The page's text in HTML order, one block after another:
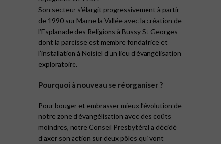
Son secteur s’élargit progressivement à partir
de 1990 sur Marne la Vallée avec la création de
l’Esplanade des Religions à Bussy St Georges
dont la paroisse est membre fondatrice et
l’installation à Noisiel d’un lieu d’évangélisation
exploratoire.
Pourquoi à nouveau se réorganiser ?
Pour bouger et embrasser mieux l’évolution de
notre zone d’évangélisation avec des coûts
moindres, notre Conseil Presbytéral a décidé
d’axer son action sur deux pôles qui vont